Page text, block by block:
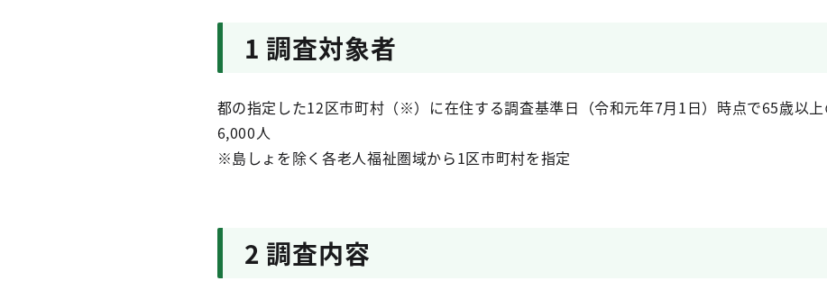
1 調査対象者
都の指定した12区市町村（※）に在住する調査基準日（令和元年7月1日）時点で65歳以
6,000人
※島しょを除く各老人福祉圏域から1区市町村を指定
2 調査内容